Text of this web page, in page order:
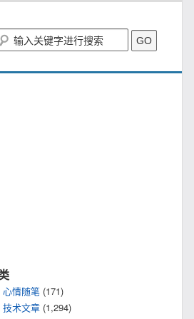
心情随笔 (171)
技术文章 (1,294)